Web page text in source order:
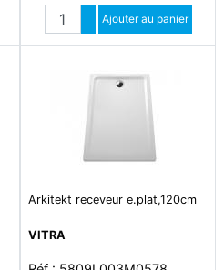
Quantité
Augmenter quantité
Diminuer quantité
Ajouter au panier
Arkitekt receveur e.plat,120cm
VITRA